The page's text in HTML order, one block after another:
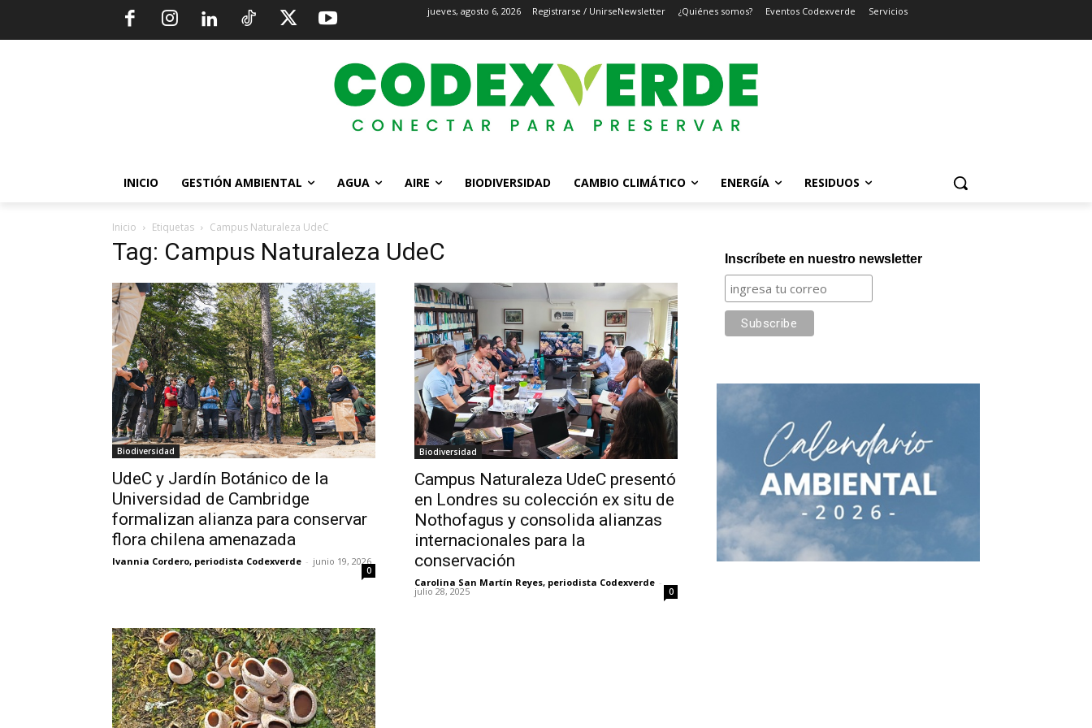
jueves, agosto 6, 2026 Registrarse / UnirseNewsletter ¿Quiénes somos? Eventos Codexverde Servicios
INICIO GESTIÓN AMBIENTAL AGUA AIRE BIODIVERSIDAD CAMBIO CLIMÁTICO ENERGÍA RESIDUOS
Inicio Etiquetas Campus Naturaleza UdeC
Tag: Campus Naturaleza UdeC
Biodiversidad
UdeC y Jardín Botánico de la
Universidad de Cambridge
formalizan alianza para conservar
flora chilena amenazada
Ivannia Cordero, periodista Codexverde - junio 19, 2026
0
Biodiversidad
Campus Naturaleza UdeC presentó
en Londres su colección ex situ de
Nothofagus y consolida alianzas
internacionales para la
conservación
Carolina San Martín Reyes, periodista Codexverde -
julio 28, 2025 0
Inscríbete en nuestro newsletter